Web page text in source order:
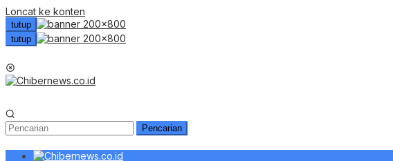
Loncat ke konten
tutup
tutup
Pencarian